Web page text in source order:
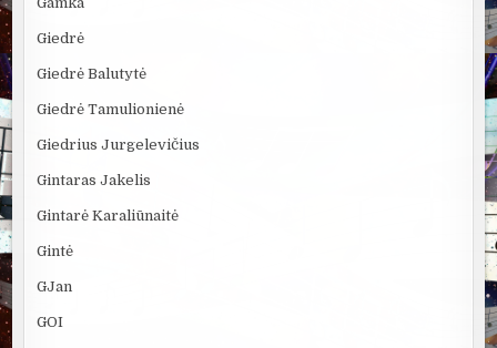
Giedrė
Giedrė Balutytė
Giedrė Tamulionienė
Giedrius Jurgelevičius
Gintaras Jakelis
Gintarė Karaliūnaitė
Gintė
GJan
GOI